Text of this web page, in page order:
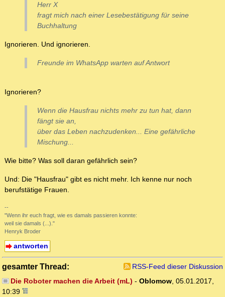
Herr X
fragt mich nach einer Lesebestätigung für seine
Buchhaltung
Ignorieren. Und ignorieren.
Freunde im WhatsApp warten auf Antwort
Ignorieren?
Wenn die Hausfrau nichts mehr zu tun hat, dann
fängt sie an,
über das Leben nachzudenken... Eine gefährliche
Mischung...
Wie bitte? Was soll daran gefährlich sein?
Und: Die "Hausfrau" gibt es nicht mehr. Ich kenne nur noch
berufstätige Frauen.
--
"Wenn ihr euch fragt, wie es damals passieren konnte:
weil sie damals (...)."
Henryk Broder
antworten
gesamter Thread:
RSS-Feed dieser Diskussion
Die Roboter machen die Arbeit (mL) - Oblomow, 05.01.2017,
10:39